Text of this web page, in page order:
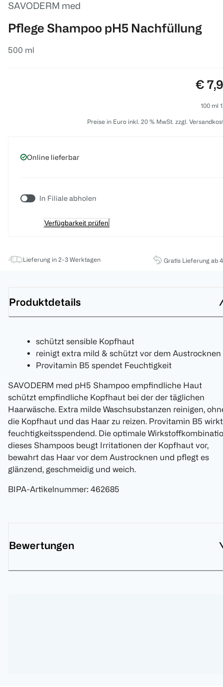
SAVODERM med
Pflege Shampoo pH5 Nachfüllung
500 ml
€
100 ml
Preise in Euro inkl. 20 % MwSt. zzgl.
Online lieferbar
In Filiale abholen
Verfügbarkeit prüfen
Lieferung in 2-3 Werktagen Gratis Lieferung ab
Produktdetails
schützt sensible Kopfhaut
reinigt extra mild & schützt vor dem Austrocknen
Provitamin B5 spendet Feuchtigkeit
SAVODERM med pH5 Shampoo empfindliche Haut
schützt empfindliche Kopfhaut bei der der täglichen
Haarwäsche. Extra milde Waschsubstanzen reinigen,
die Kopfhaut und das Haar zu reizen. Provitamin B5 wirkt
feuchtigkeitsspendend. Die optimale
dieses Shampoos beugt Irritationen der Kopfhaut vor,
bewahrt das Haar vor dem Austrocknen und pflegt es
glänzend, geschmeidig und weich.
BIPA-Artikelnummer: 462685
Bewertungen